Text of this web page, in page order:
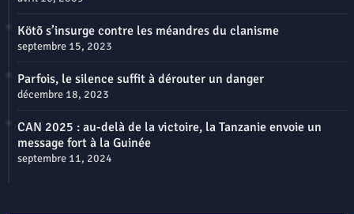
Kötõ s’insurge contre les méandres du clanisme
septembre 15, 2023
Parfois, le silence suffit à dérouter un danger
décembre 18, 2023
CAN 2025 : au-delà de la victoire, la Tanzanie envoie un
message fort à la Guinée
septembre 11, 2024